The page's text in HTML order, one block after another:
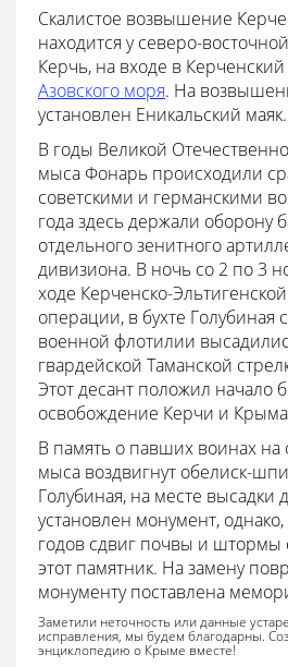
Скалистое возвышение
находится у северо-
Керчь, на входе в
Азовского моря. На
установлен Еникальский маяк.
В годы Великой
мыса Фонарь происходили
советскими и германскими
года здесь держали оборону
отдельного зенитного
дивизиона. В ночь со 2 по 3
ходе Керченско-
операции, в бухте Голубиная
военной флотилии
гвардейской Таманской
Этот десант положил начало
освобождение Керчи и
В память о павших воинах
мыса воздвигнут обелиск-
Голубиная, на месте высадки
установлен монумент,
годов сдвиг почвы и
этот памятник. На замену
монументу поставлена
Заметили неточность или данные
исправления, мы будем благодарны.
энциклопедию о Крыме вместе!